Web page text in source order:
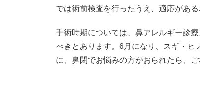
では術前検査を行ったうえ、適応があ
手術時期については、鼻アレルギー診
べきとあります。6月になり、スギ・ヒ
に、鼻閉でお悩みの方がおられたら、ご